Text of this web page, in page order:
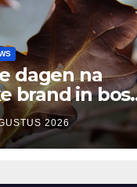
dagen na
brand in bos
Rosmalen en
2026